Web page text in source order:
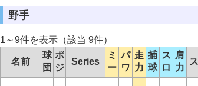
野手
1～9件を表示（該当 9件）
名前
球
団
ポ
ジ
Series
ミ
ー
パ
ワ
走
力
捕
球
ス
ロ
肩
力